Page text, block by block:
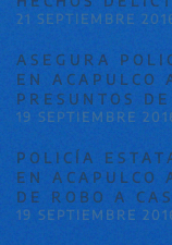
21 SEPTIEMBRE
ASEGURA
EN ACAPULCO
PRESUNTOS
19 SEPTIEMBRE
POLICÍA
EN ACAPULCO
DE ROBO A
19 SEPTIEMBRE